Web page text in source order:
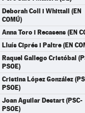
Deborah Coll i Whittall (EN
COMÚ)
Anna Toro i Recasens (EN
Lluís Ciprés i Paltre (EN
Raquel Gallego Cristóbal
PSOE)
Cristina López González
PSOE)
Joan Aguilar Destart (PSC-
PSOE)